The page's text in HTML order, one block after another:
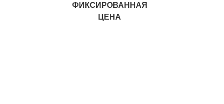
ФИКСИРОВАННАЯ
ЦЕНА